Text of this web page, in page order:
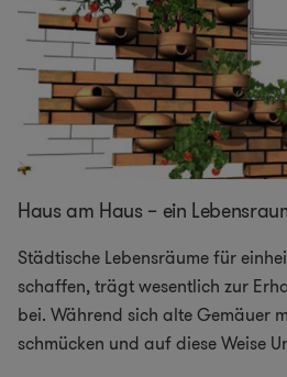
Haus am Haus – ein
Städtische Lebensräume für
schaffen, trägt wesentlich zur
bei. Während sich alte Gemäuer
schmücken und auf diese Weise